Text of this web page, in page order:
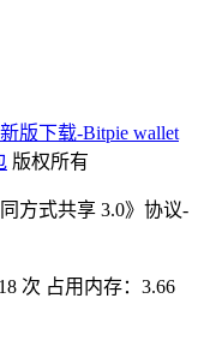
版下载-Bitpie wallet
版权所有
方式共享 3.0》协议-
次 占用内存：3.66